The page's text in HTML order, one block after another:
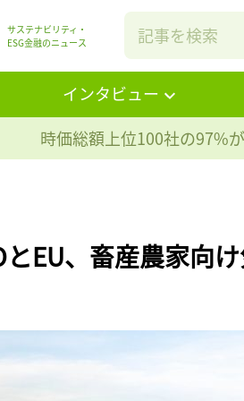
サステナビリティ・
ESG金融のニュース
インタビュー
時価総額上位100社の97%が
とEU、畜産農家向